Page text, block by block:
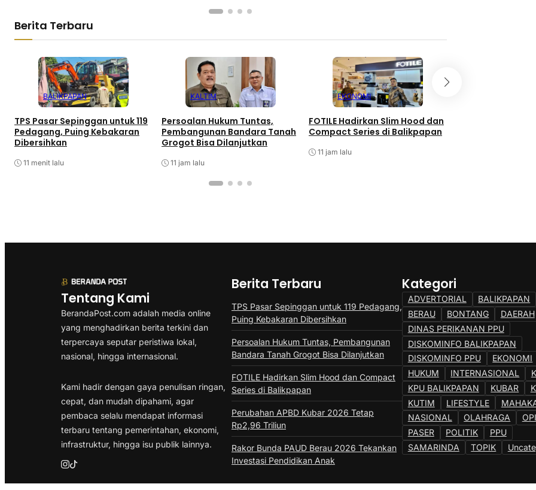
Berita Terbaru
BALIKPAPAN
TPS Pasar Sepinggan untuk 119
Pedagang, Puing Kebakaran
Dibersihkan
11 menit lalu
KALTIM
Persoalan Hukum Tuntas,
Pembangunan Bandara Tanah
Grogot Bisa Dilanjutkan
11 jam lalu
EKONOMI
FOTILE Hadirkan Slim Hood dan
Compact Series di Balikpapan
11 jam lalu
Tentang Kami
BerandaPost.com adalah media online
yang menghadirkan berita terkini dan
terpercaya seputar peristiwa lokal,
nasional, hingga internasional.
Kami hadir dengan gaya penulisan ringan,
cepat, dan mudah dipahami, agar
pembaca selalu mendapat informasi
terbaru tentang pemerintahan, ekonomi,
infrastruktur, hingga isu publik lainnya.
Berita Terbaru
TPS Pasar Sepinggan untuk 119 Pedagang,
Puing Kebakaran Dibersihkan
Persoalan Hukum Tuntas, Pembangunan
Bandara Tanah Grogot Bisa Dilanjutkan
FOTILE Hadirkan Slim Hood dan Compact
Series di Balikpapan
Perubahan APBD Kubar 2026 Tetap
Rp2,96 Triliun
Rakor Bunda PAUD Berau 2026 Tekankan
Investasi Pendidikan Anak
Kategori
ADVERTORIAL
BALIKPAPAN
BERAU
BONTANG
DAERAH
DINAS PERIKANAN PPU
DISKOMINFO BALIKPAPAN
DISKOMINFO PPU
EKONOMI
HUKUM
INTERNASIONAL
KPU BALIKPAPAN
KUBAR
KUTIM
LIFESTYLE
NASIONAL
OLAHRAGA
PASER
POLITIK
PPU
SAMARINDA
TOPIK